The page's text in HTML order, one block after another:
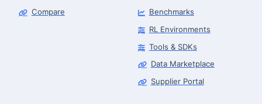
Compare
Benchmarks
RL Environments
Tools & SDKs
Data Marketplace
Supplier Portal